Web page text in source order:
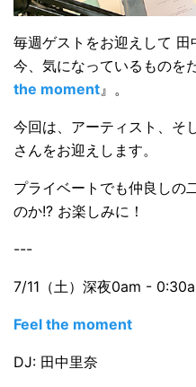
毎週ゲストをお迎えして 田
今、気になっているものを
the moment 』。
今回は、アーティスト、そ
さんをお迎えします。
プライベートでも仲良しの
のか!? お楽しみに！
---
7/11（土）深夜0am -
Feel the moment
DJ: 田中里奈